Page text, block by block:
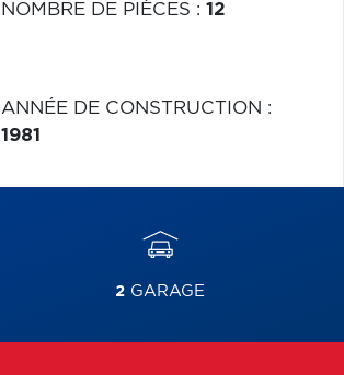
NOMBRE DE PIÈCES : 12
ANNÉE DE CONSTRUCTION :
1981
2 GARAGE